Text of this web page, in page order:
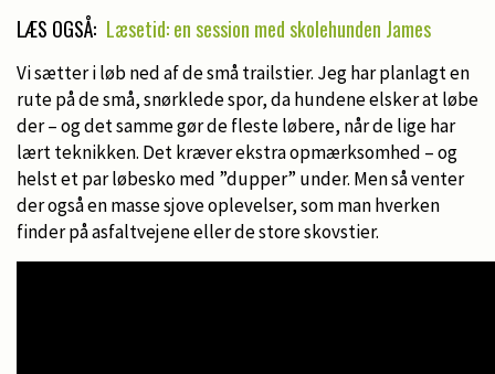
LÆS OGSÅ: Læsetid: en session med skolehunden James
Vi sætter i løb ned af de små trailstier. Jeg har planlagt en
rute på de små, snørklede spor, da hundene elsker at løbe
der – og det samme gør de fleste løbere, når de lige har
lært teknikken. Det kræver ekstra opmærksomhed – og
helst et par løbesko med ”dupper” under. Men så venter
der også en masse sjove oplevelser, som man hverken
finder på asfaltvejene eller de store skovstier.